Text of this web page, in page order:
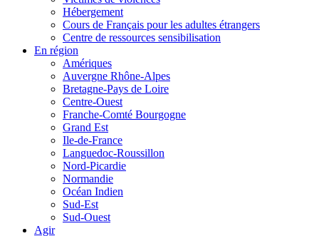
Hébergement
Cours de Français pour les adultes étrangers
Centre de ressources sensibilisation
En région
Amériques
Auvergne Rhône-Alpes
Bretagne-Pays de Loire
Centre-Ouest
Franche-Comté Bourgogne
Grand Est
Ile-de-France
Languedoc-Roussillon
Nord-Picardie
Normandie
Océan Indien
Sud-Est
Sud-Ouest
Agir